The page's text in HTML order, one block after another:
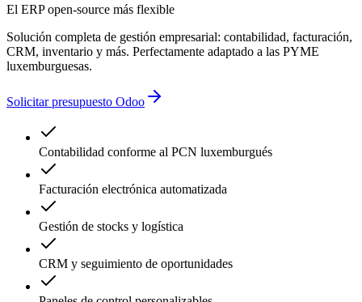
retrasos administrativos
El ERP open-source más flexible
Solución completa de gestión empresarial: contabilidad, facturación,
CRM, inventario y más. Perfectamente adaptado a las PYME
luxemburguesas.
Solicitar presupuesto Odoo
Contabilidad conforme al PCN luxemburgués
Facturación electrónica automatizada
Gestión de stocks y logística
CRM y seguimiento de oportunidades